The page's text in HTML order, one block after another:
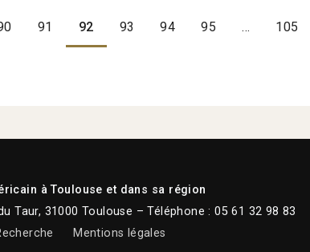
91 92 93 94 95 … 105
à Toulouse et dans sa région
Taur, 31000 Toulouse – Téléphone : 05 61 32 98 83
Mentions légales